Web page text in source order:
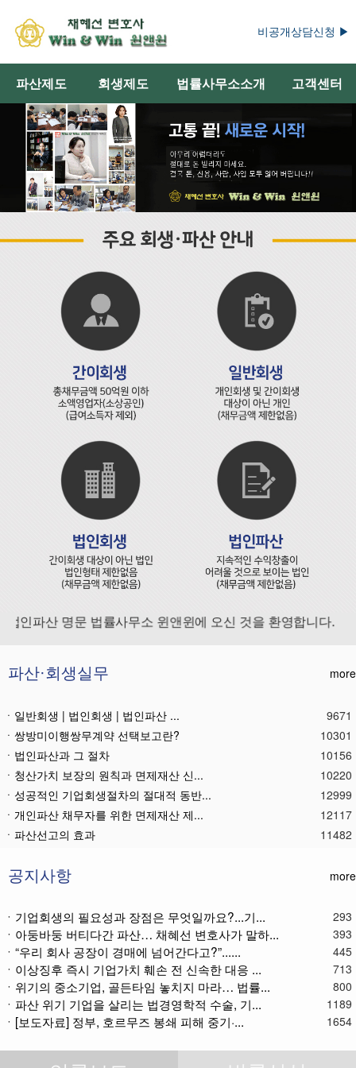
비공개상담신청 ▶
파산제도 회생제도 법률사무소소개 고객센터
인파산 명문 법률사무소 윈앤윈에 오신 것을 환영합니다.
파산·회생실무 more
ㆍ일반회생 | 법인회생 | 법인파산 ...
9671
ㆍ쌍방미이행쌍무계약 선택보고란?
10301
ㆍ법인파산과 그 절차
10156
ㆍ청산가치 보장의 원칙과 면제재산 신...
10220
ㆍ성공적인 기업회생절차의 절대적 동반...
12999
ㆍ개인파산 채무자를 위한 면제재산 제...
12117
ㆍ파산선고의 효과
11482
ㆍ법인파산재단의 자산 양수
ㆍ기업회생제도와 기업파산제도
ㆍ법인파산절차를 통한 대표이사의 면책...
ㆍ법인파산 후 이사의 연대보증책임 해...
11581
ㆍ법인파산절차와 기업회생절차 개요
11879
ㆍ개인회생재단채권(우선권이 있는 채권...
11121
ㆍ개인회생재단이란?
11052
ㆍ개인회생채권이란?
11286
ㆍ가용소득이란?
11233
ㆍ회생신청 후 경매절차 정지신청은?
11382
공지사항 more
ㆍ기업회생의 필요성과 장점은 무엇일까요?...기... 293
ㆍ아둥바둥 버티다간 파산… 채혜선 변호사가 말하... 393
ㆍ“우리 회사 공장이 경매에 넘어간다고?”...... 445
ㆍ이상징후 즉시 기업가치 훼손 전 신속한 대응 ... 713
ㆍ위기의 중소기업, 골든타임 놓치지 마라… 법률... 800
ㆍ파산 위기 기업을 살리는 법경영학적 수술, 기... 1189
ㆍ[보도자료] 정부, 호르무즈 봉쇄 피해 중기·... 1654